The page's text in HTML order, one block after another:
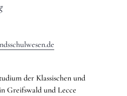
der Klassischen und
Greifswald und Lecce